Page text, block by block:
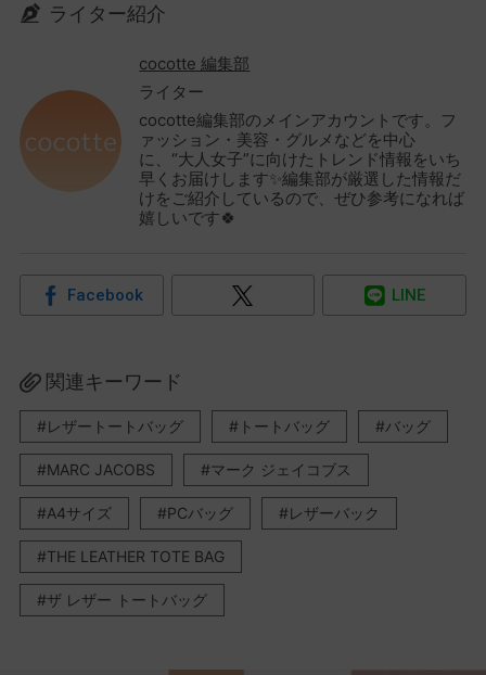
ライター紹介
cocotte 編集部
ライター
cocotte編集部のメインアカウントです。フ
ァッション・美容・グルメなどを中心
に、“大人女子”に向けたトレンド情報をいち
早くお届けします✨編集部が厳選した情報だ
けをご紹介しているので、ぜひ参考になれば
嬉しいです🍀
Facebook LINE
関連キーワード
レザートートバッグ トートバッグ バッグ
MARC JACOBS マーク ジェイコブス
A4サイズ PCバッグ レザーバック
THE LEATHER TOTE BAG
ザ レザー トートバッグ